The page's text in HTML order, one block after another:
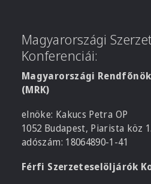
Magyarországi
Konferenciái:
Magyarországi
(MRK)
elnöke: Kakucs Petra OP
1052 Budapest, Piarista köz 1.
adószám: 18064890-1-41
Férfi Szerzeteselöljárók